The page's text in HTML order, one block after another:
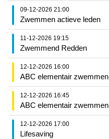
09-12-2026 21:00
Zwemmen actieve leden
11-12-2026 19:15
Zwemmend Redden
12-12-2026 16:00
ABC elementair zwemmen
12-12-2026 16:45
ABC elementair zwemmen
12-12-2026 17:00
Lifesaving